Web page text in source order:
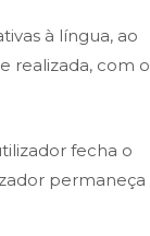
à língua, ao
realizada, com o
fecha o
permaneça